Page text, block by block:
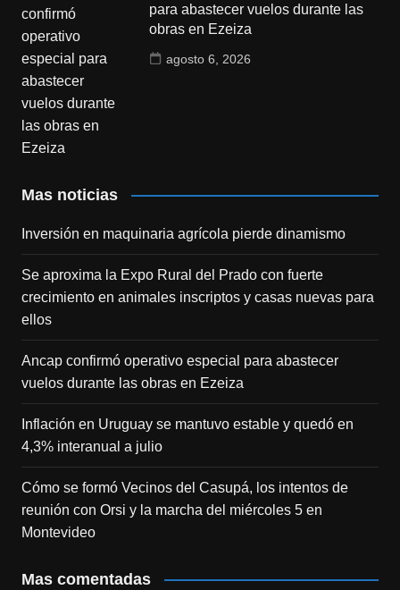
para abastecer vuelos durante las
obras en Ezeiza
agosto 6, 2026
Mas noticias
Inversión en maquinaria agrícola pierde dinamismo
Se aproxima la Expo Rural del Prado con fuerte
crecimiento en animales inscriptos y casas nuevas para
ellos
Ancap confirmó operativo especial para abastecer
vuelos durante las obras en Ezeiza
Inflación en Uruguay se mantuvo estable y quedó en
4,3% interanual a julio
Cómo se formó Vecinos del Casupá, los intentos de
reunión con Orsi y la marcha del miércoles 5 en
Montevideo
Mas comentadas